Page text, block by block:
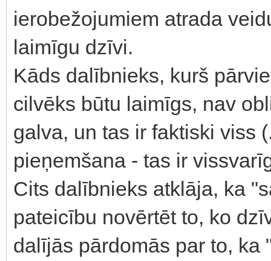
ierobežojumiem atrada
laimīgu dzīvi.
Kāds dalībnieks, kurš
cilvēks būtu laimīgs, nav
galva, un tas ir faktiski viss
pieņemšana - tas ir
Cits dalībnieks atklāja, ka
pateicību novērtēt to, ko
dalījās pārdomās par to, ka